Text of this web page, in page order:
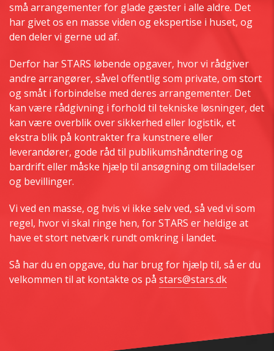
små arrangementer for glade gæster i alle aldre. Det
har givet os en masse viden og ekspertise i huset, og
den deler vi gerne ud af.
Derfor har STARS løbende opgaver, hvor vi rådgiver
andre arrangører, såvel offentlig som private, om stort
og småt i forbindelse med deres arrangementer. Det
kan være rådgivning i forhold til tekniske løsninger, det
kan være overblik over sikkerhed eller logistik, et
ekstra blik på kontrakter fra kunstnere eller
leverandører, gode råd til publikumshåndtering og
bardrift eller måske hjælp til ansøgning om tilladelser
og bevillinger.
Vi ved en masse, og hvis vi ikke selv ved, så ved vi som
regel, hvor vi skal ringe hen, for STARS er heldige at
have et stort netværk rundt omkring i landet.
Så har du en opgave, du har brug for hjælp til, så er du
velkommen til at kontakte os på stars@stars.dk